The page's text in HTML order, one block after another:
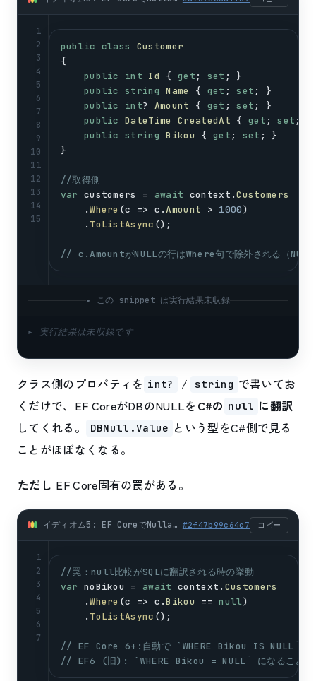
1
2
3
4
5
6
7
8
9
10
11
12
13
14
15
public class
Customer
{
public
int Id { get ; set ;
public string Name { get ; set ;
public
int? Amount { get ; set ;
public DateTime CreatedAt { get ; set ;
public string Bikou { get ; set ;
}
//取得側
var customers = await context .Customers
    .
Where (c => c .Amount > 1000)
    .
ToListAsync ();
// c.AmountがNULLの行はWhere句で除外される（
▸ この snippet は実行結果未収録
▸ 実行結果は未収録です
クラス側のプロパティを int? / string で書いてお
くだけで、EF CoreがDBのNULLを C#の null に翻訳
してくれる。
DBNull.Value という型をC#側で見る
ことがほぼなくなる。
ただし EF Core固有の罠がある。
イディオム5: EF CoreでNullable<T>プロパティに自然マップ (csharp) #2f47b99c64c7 コピー
1
2
3
4
5
6
7
//罠：null比較がSQLに翻訳される時の挙動
var noBikou = await context . Customers
    .
Where (c => c .Bikou == null)
    .
ToListAsync ();
// EF Core 6+:自動で `WHERE Bikou IS NULL` に変
// EF6 (旧): `WHERE Bikou = NULL` になることが